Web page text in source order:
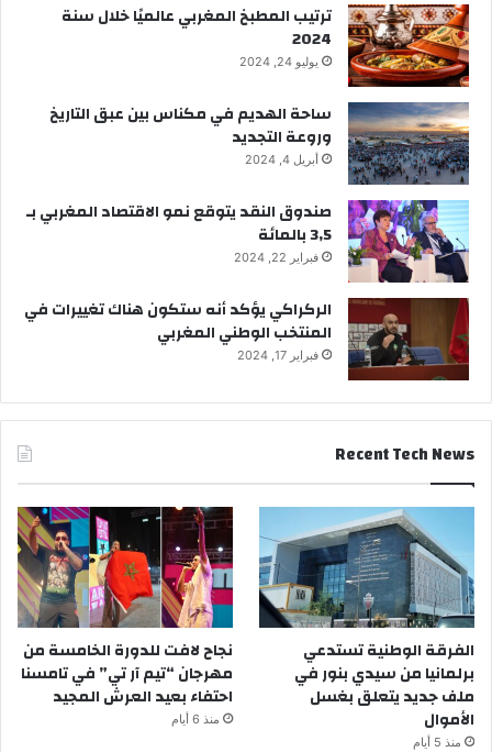
ترتيب المطبخ المغربي عالميًا خلال سنة
2024
يوليو 24, 2024
ساحة الهديم في مكناس بين عبق التاريخ
وروعة التجديد
أبريل 4, 2024
صندوق النقد يتوقع نمو الاقتصاد المغربي بـ
3,5 بالمائة
فبراير 22, 2024
الركراكي يؤكد أنه ستكون هناك تغييرات في
المنتخب الوطني المغربي
فبراير 17, 2024
Recent Tech News
الفرقة الوطنية تستدعي
برلمانيا من سيدي بنور في
ملف جديد يتعلق بغسل
الأموال
منذ 5 أيام
نجاح لافت للدورة الخامسة من
مهرجان “تيم آر تي” في تامسنا
احتفاء بعيد العرش المجيد
منذ 6 أيام